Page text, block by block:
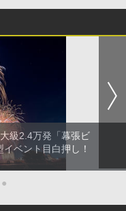
級2.4万発「幕張ビ
ベント目白押し！
●